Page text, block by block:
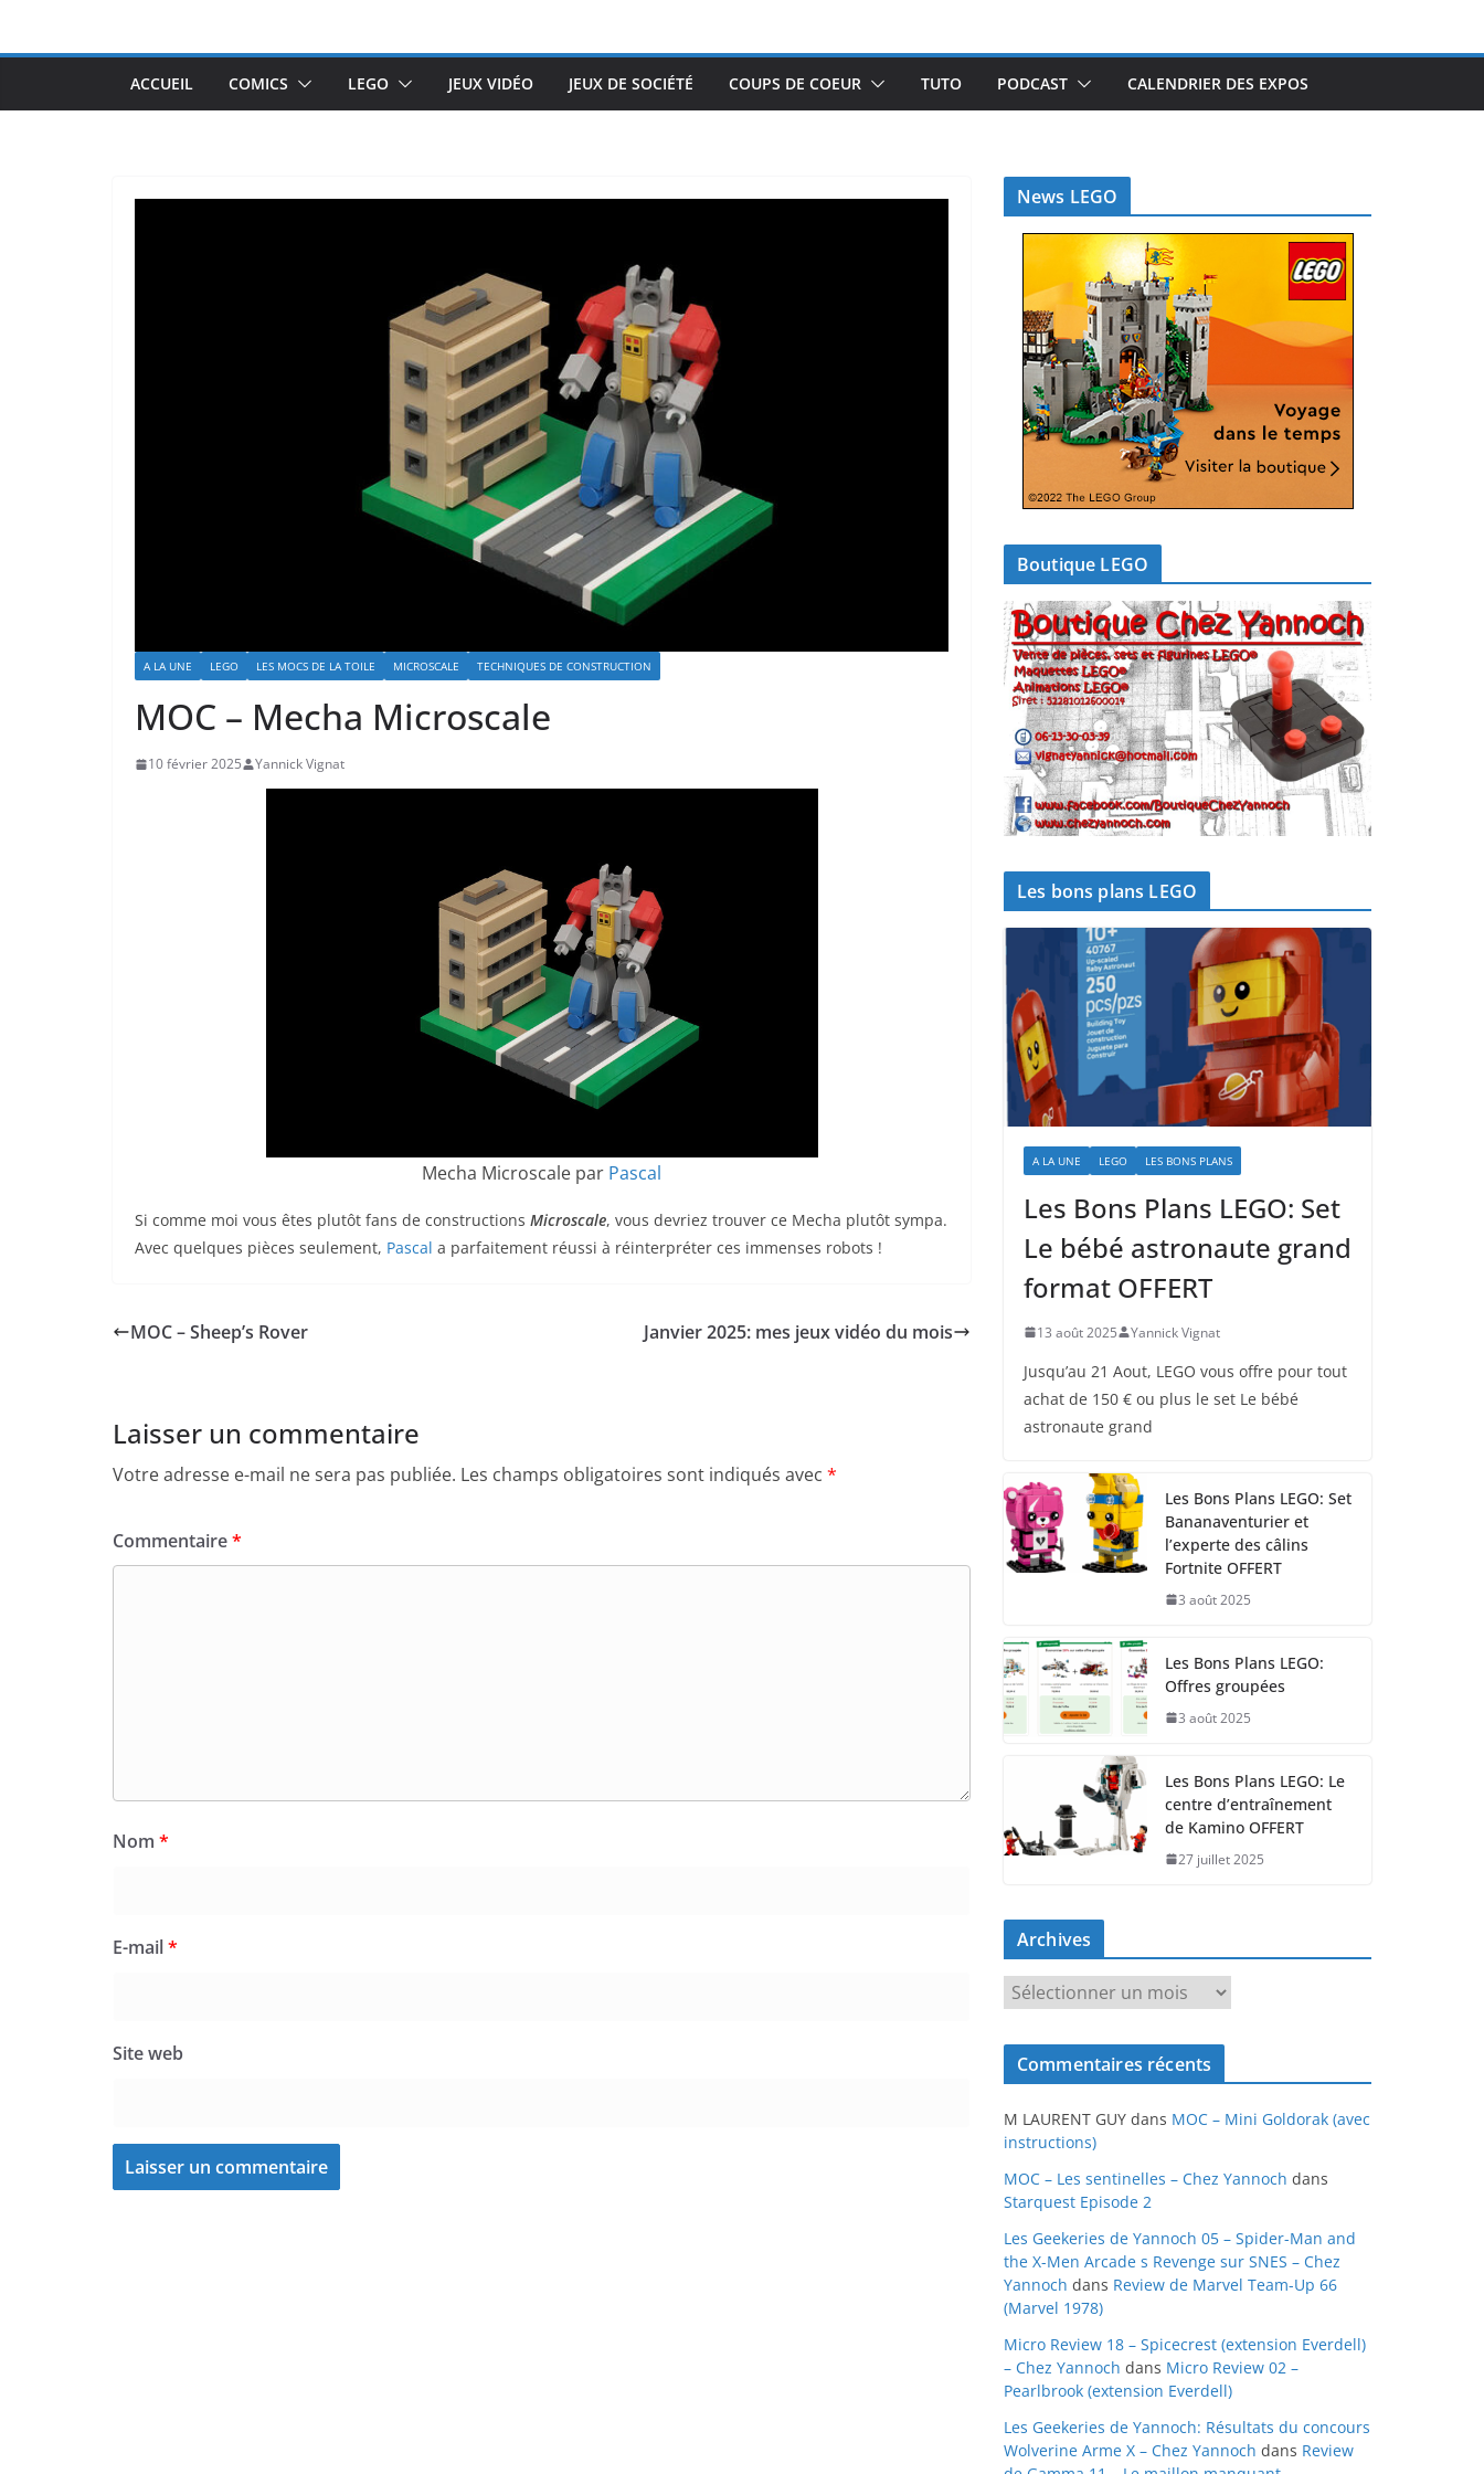
ACCUEIL COMICS LEGO JEUX VIDÉO JEUX DE SOCIÉTÉ COUPS DE COEUR TUTO PODCAST CALENDRIER DES EXPOS
A LA UNE LEGO LES MOCS DE LA TOILE MICROSCALE TECHNIQUES DE CONSTRUCTION
MOC – Mecha Microscale
10 février 2025 Yannick Vignat
Mecha Microscale par Pascal
Si comme moi vous êtes plutôt fans de constructions Microscale, vous devriez trouver ce Mecha plutôt sympa.
Avec quelques pièces seulement, Pascal a parfaitement réussi à réinterpréter ces immenses robots !
MOC – Sheep’s Rover Janvier 2025: mes jeux vidéo du mois
Laisser un commentaire
Votre adresse e-mail ne sera pas publiée. Les champs obligatoires sont indiqués avec *
Commentaire*
Nom *
E-mail*
Site web
News LEGO
Boutique LEGO
Les bons plans LEGO
A LA UNE LEGO LES BONS PLANS
Les Bons Plans LEGO: Set
Le bébé astronaute grand
format OFFERT
13 août 2025 Yannick Vignat
Jusqu’au 21 Aout, LEGO vous offre pour tout
achat de 150 € ou plus le set Le bébé
astronaute grand
Les Bons Plans LEGO: Set
Bananaventurier et
l’experte des câlins
Fortnite OFFERT
3 août 2025
Les Bons Plans LEGO:
Offres groupées
3 août 2025
Les Bons Plans LEGO: Le
centre d’entraînement
de Kamino OFFERT
27 juillet 2025
Archives
r
c
v
e
s
Commentaires récents
M LAURENT GUY dans MOC – Mini Goldorak (avec
instructions)
MOC – Les sentinelles – Chez Yannoch dans
Starquest Episode 2
Les Geekeries de Yannoch 05 – Spider-Man and
the X-Men Arcade s Revenge sur SNES – Chez
Yannoch dans Review de Marvel Team-Up 66
(Marvel 1978)
Micro Review 18 – Spicecrest (extension Everdell)
– Chez Yannoch dans Micro Review 02 –
Pearlbrook (extension Everdell)
Les Geekeries de Yannoch: Résultats du concours
Wolverine Arme X – Chez Yannoch dans Review